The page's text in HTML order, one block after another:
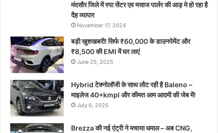
मंदसौर जिले में स्पा सेंटर एव मसाज पार्लर की आड़ मे हो रहा है
दैह व्यापार
November 17, 2024
बड़ी खुशखबरी! सिर्फ ₹60,000 के डाउनपेमेंट और
₹8,500 की EMI में घर लाएं
June 25, 2025
Hybrid टेक्नोलॉजी के साथ लौट रही है Baleno –
माइलेज 40+kmpl और कीमत आम आदमी की जेब में!
July 6, 2025
Brezza की नई एंट्री ने मचाया धमाल – अब CNG,